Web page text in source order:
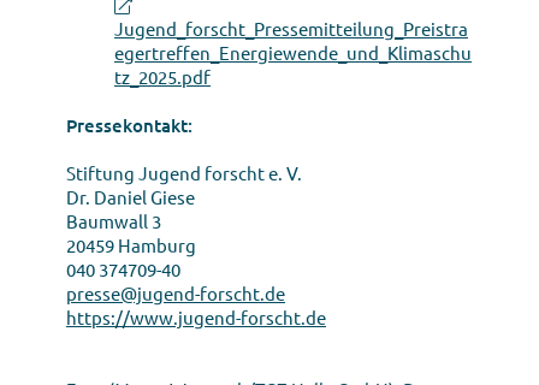
Jugend_forscht_Pressemitteilung_Preistra
egertreffen_Energiewende_und_Klimaschu
tz_2025.pdf
Pressekontakt:
Stiftung Jugend forscht e. V.
Dr. Daniel Giese
Baumwall 3
20459 Hamburg
040 374709-40
presse@jugend-forscht.de
https://www.jugend-forscht.de